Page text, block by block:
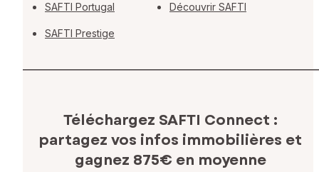
SAFTI Portugal
SAFTI Prestige
Découvrir SAFTI
Téléchargez SAFTI Connect :
partagez vos infos immobilières et
gagnez 875€ en moyenne